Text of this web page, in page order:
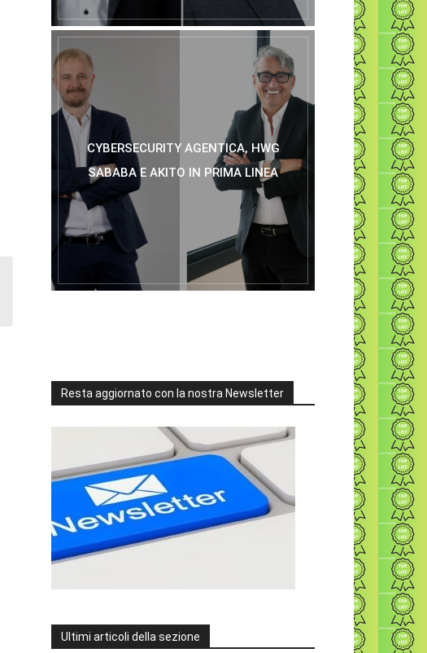
CYBERSECURITY AGENTICA, HWG
SABABA E AKITO IN PRIMA LINEA
Resta aggiornato con la nostra Newsletter
Ultimi articoli della sezione